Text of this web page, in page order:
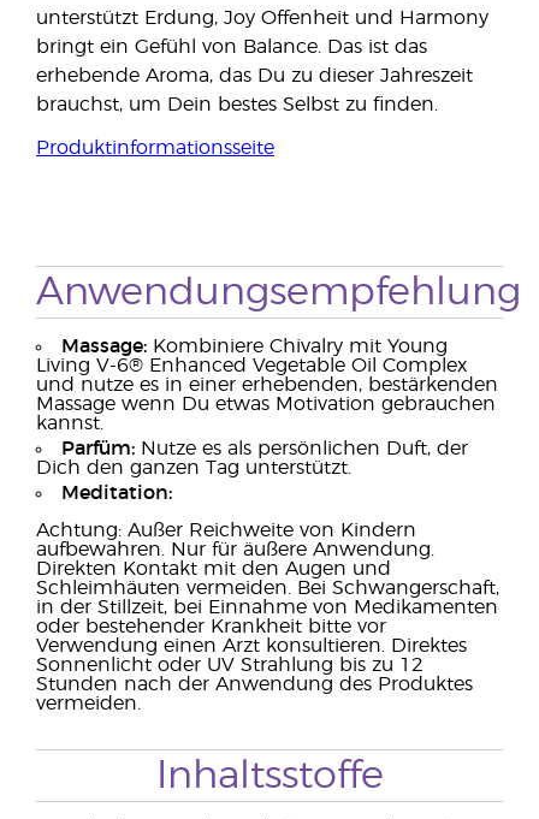
unterstützt Erdung, Joy Offenheit und Harmony
bringt ein Gefühl von Balance. Das ist das
erhebende Aroma, das Du zu dieser Jahreszeit
brauchst, um Dein bestes Selbst zu finden.
Produktinformationsseite
Anwendungsempfehlung
Massage: Kombiniere Chivalry mit Young
Living V-6® Enhanced Vegetable Oil Complex
und nutze es in einer erhebenden, bestärkenden
Massage wenn Du etwas Motivation gebrauchen
kannst.
Parfüm: Nutze es als persönlichen Duft, der
Dich den ganzen Tag unterstützt.
Meditation:
Achtung: Außer Reichweite von Kindern
aufbewahren. Nur für äußere Anwendung.
Direkten Kontakt mit den Augen und
Schleimhäuten vermeiden. Bei Schwangerschaft,
in der Stillzeit, bei Einnahme von Medikamenten
oder bestehender Krankheit bitte vor
Verwendung einen Arzt konsultieren. Direktes
Sonnenlicht oder UV Strahlung bis zu 12
Stunden nach der Anwendung des Produktes
vermeiden.
Inhaltsstoffe